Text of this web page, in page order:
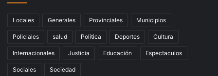
Locales Generales Provinciales Municipios
Policiales salud Politica Deportes Cultura
Internacionales Justicia Educación Espectaculos
Sociales Sociedad